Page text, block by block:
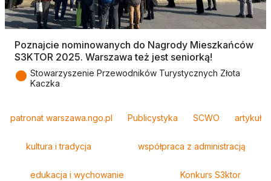
Poznajcie nominowanych do Nagrody Mieszkańców
S3KTOR 2025. Warszawa też jest seniorką!
● Stowarzyszenie Przewodników Turystycznych Złota
Kaczka
patronat warszawa.ngo.pl Publicystyka SCWO artykuł
kultura i tradycja współpraca z administracją
edukacja i wychowanie Konkurs S3ktor